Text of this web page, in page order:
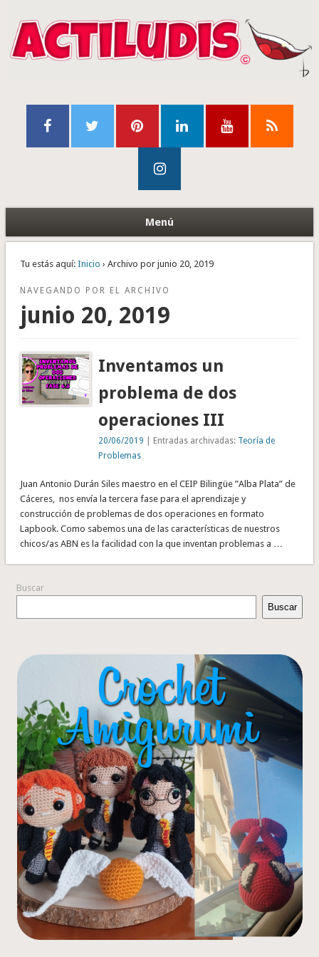
Menú
Tu estás aquí: Inicio › Archivo por junio 20, 2019
NAVEGANDO POR EL ARCHIVO
junio 20, 2019
Inventamos un
problema de dos
operaciones III
20/06/2019 | Entradas archivadas: Teoría de
Problemas
Juan Antonio Durán Siles maestro en el CEIP Bilingüe ”Alba Plata” de
Cáceres, nos envía la tercera fase para el aprendizaje y
construcción de problemas de dos operaciones en formato
Lapbook. Como sabemos una de las características de nuestros
chicos/as ABN es la facilidad con la que inventan problemas a …
Buscar
Buscar